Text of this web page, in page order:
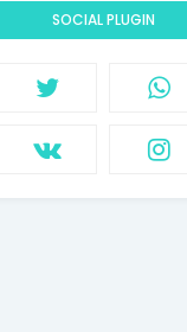
SOCIAL PLUGIN